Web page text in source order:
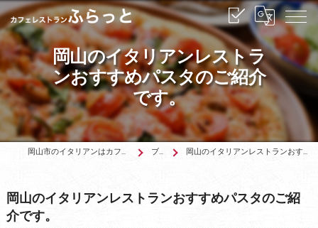
岡山のイタリアンレストラ
ンおすすめパスタのご紹介
です。
岡山市のイタリアンはカフェレストランふらっと ブログ 岡山のイタリアンレストランおすすめパスタのご紹介です。
岡山のイタリアンレストランおすすめパスタのご紹
介です。